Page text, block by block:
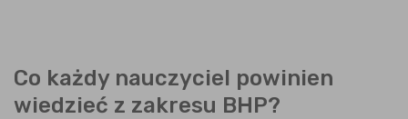
Co każdy nauczyciel powinien
wiedzieć z zakresu BHP?